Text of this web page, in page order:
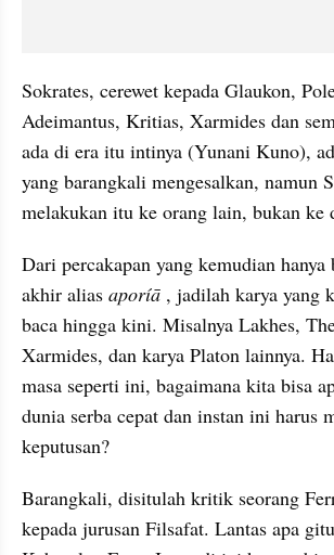
Sokrates, cerewet kepada Glaukon,
Adeimantus, Kritias, Xarmides dan
ada di era itu intinya (Yunani Kuno),
yang barangkali mengesalkan, namun
melakukan itu ke orang lain, bukan ke
Dari percakapan yang kemudian hanya
akhir alias aporíā , jadilah karya yang
baca hingga kini. Misalnya Lakhes,
Xarmides, dan karya Platon lainnya.
masa seperti ini, bagaimana kita bisa
dunia serba cepat dan instan ini harus
keputusan?
Barangkali, disitulah kritik seorang
kepada jurusan Filsafat. Lantas apa